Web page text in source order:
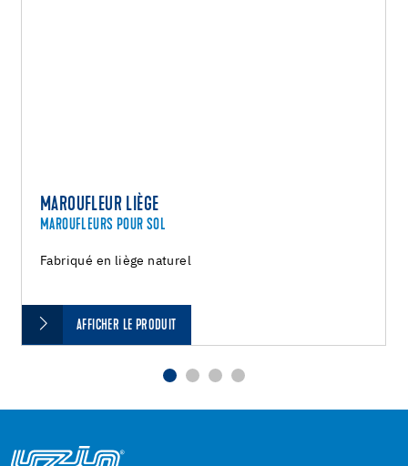
MAROUFLEUR LIÈGE
MAROUFLEURS POUR SOL
Fabriqué en liège naturel
AFFICHER LE PRODUIT